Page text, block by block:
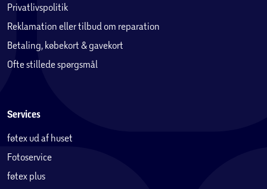
Privatlivspolitik
Reklamation eller tilbud om reparation
Betaling, købekort & gavekort
Ofte stillede spørgsmål
Services
føtex ud af huset
Fotoservice
føtex plus